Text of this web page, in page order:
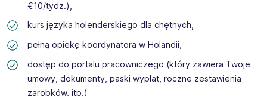
€10/tydz.),
kurs języka holenderskiego dla chętnych,
pełną opiekę koordynatora w Holandii,
dostęp do portalu pracowniczego (który zawiera Twoje
umowy, dokumenty, paski wypłat, roczne zestawienia
zarobków, itp.)